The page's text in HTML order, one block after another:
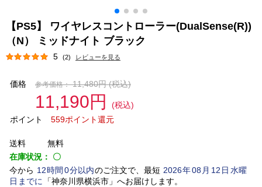
【PS5】 ワイヤレスコントローラー(DualSense(R))
（N） ミッドナイト ブラック
5 (2) レビューを見る
価格 参考価格： 11,480円(税込)
11,190円
(税込)
ポイント
559ポイント還元
送料
無料
在庫状況： 〇
今から 12時間 0分以内のご注文で、最短 2026年08 月 12 日水曜
日 までに 「神奈川県横浜市」 へお届けします。